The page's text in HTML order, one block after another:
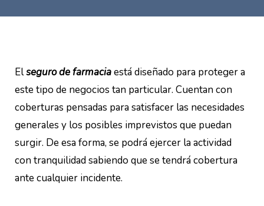
Elseguro de farmaciaestá diseñado para proteger a
este tipo de negocios tan particular. Cuentan con
coberturas pensadas para satisfacer las necesidades
generales y los posibles imprevistos que puedan
surgir. De esa forma, se podrá ejercer la actividad
con tranquilidad sabiendo que se tendrá cobertura
ante cualquier incidente.